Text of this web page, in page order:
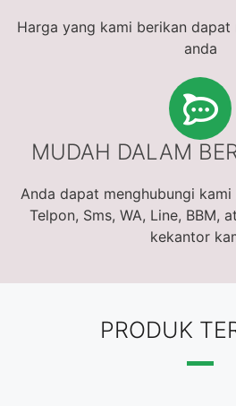
Harga yang kami berikan dapat
anda
MUDAH DALAM
Anda dapat menghubungi kami
Telpon, Sms, WA, Line, BBM,
kekantor
PRODUK